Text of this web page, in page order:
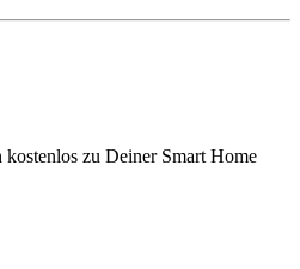
zu Deiner Smart Home